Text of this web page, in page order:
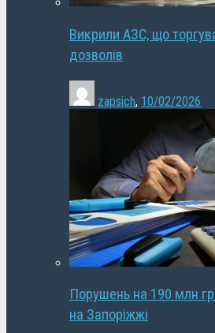
Викрили АЗС, що
дозволів
zapsich, 10/02/2026
Порушень на 190 млн
на Запоріжжі